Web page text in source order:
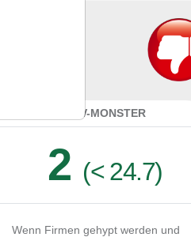
KUV-MONSTER
2 (< 24.7)
Wenn Firmen gehypt werden und